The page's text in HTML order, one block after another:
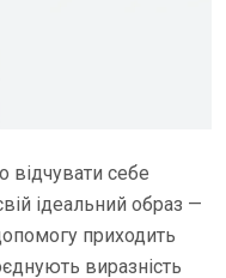
відчувати себе
ідеальний образ —
приходить
виразність